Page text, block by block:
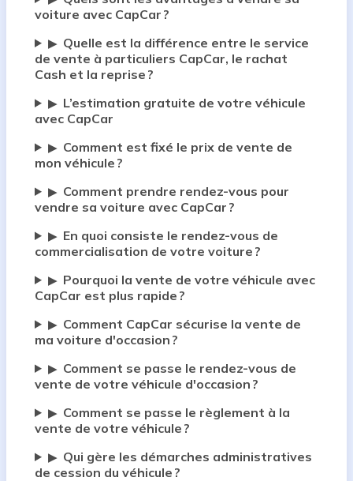
voiture avec CapCar ?
▶ Quelle est la différence entre le service
de vente à particuliers CapCar, le rachat
Cash et la reprise ?
▶ L’estimation gratuite de votre véhicule
avec CapCar
▶ Comment est fixé le prix de vente de
mon véhicule ?
▶ Comment prendre rendez-vous pour
vendre sa voiture avec CapCar ?
▶ En quoi consiste le rendez-vous de
commercialisation de votre voiture ?
▶ Pourquoi la vente de votre véhicule avec
CapCar est plus rapide ?
▶ Comment CapCar sécurise la vente de
ma voiture d'occasion ?
▶ Comment se passe le rendez-vous de
vente de votre véhicule d'occasion ?
▶ Comment se passe le règlement à la
vente de votre véhicule ?
▶ Qui gère les démarches administratives
de cession du véhicule ?